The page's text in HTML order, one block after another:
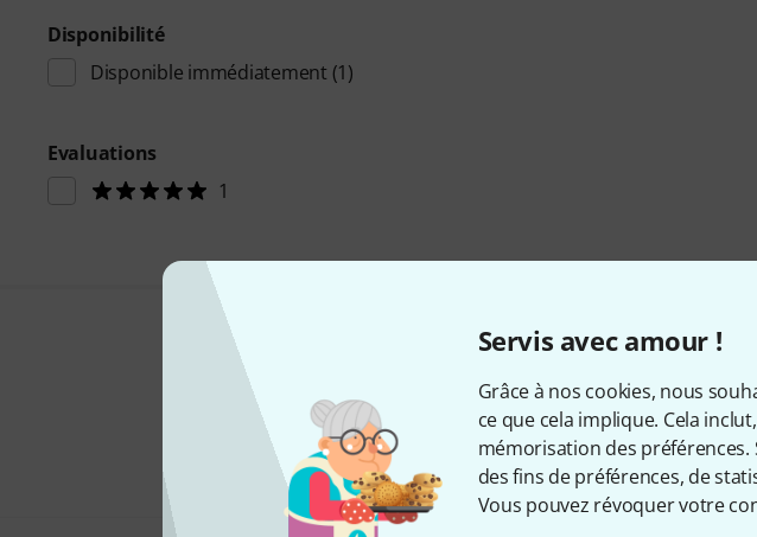
Servis avec amour !
Grâce à nos cookies, nous
ce que cela implique. Cela
mémorisation des
des fins de préférences, de
Vous pouvez révoquer votre
Disponibilité
Disponible immédiatement (1)
Evaluations
1
Aimez-vous
Partager